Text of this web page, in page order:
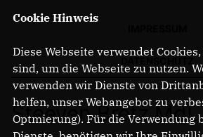
Steeven Bretz MdL
Cookie Hinweis
Diese Webseite verwendet
sind, um die Webseite zu nutzen.
verwenden wir Dienste von
helfen, unser Webangebot zu
Optmierung). Für die Verwendung